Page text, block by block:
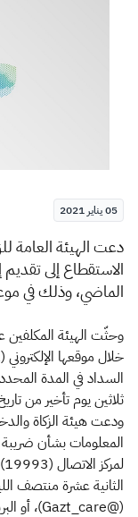
05 يناير 2021
​دعت الهيئة العامة
الاستقطاع إلى
الماضي، وذلك في
وحثّت الهيئة المكلفين
ثلاثين يوم تأخير من
ودعت هيئة الزكاة
المعلومات بشأن ضريبة
الثانية عشرة منتصف